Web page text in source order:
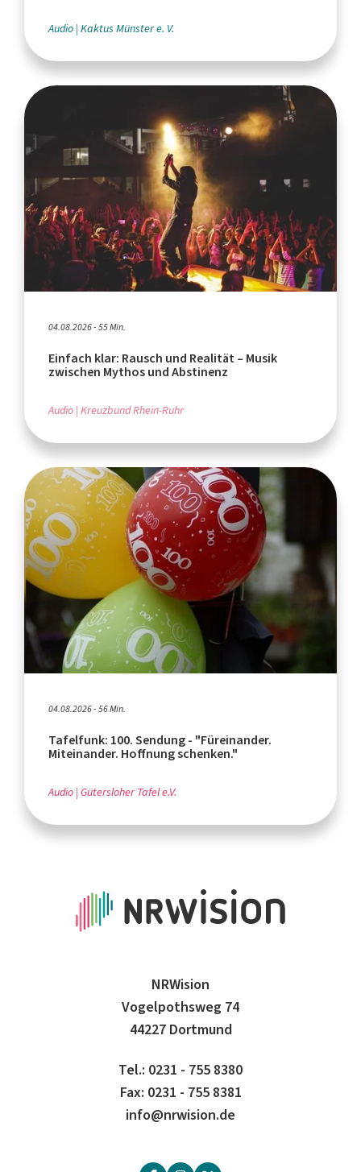
Audio Kaktus Münster e. V.
04.08.2026 - 55 Min.
Einfach klar: Rausch und Realität – Musik
zwischen Mythos und Abstinenz
Audio Kreuzbund Rhein-Ruhr
04.08.2026 - 56 Min.
Tafelfunk: 100. Sendung - "Füreinander.
Miteinander. Hoffnung schenken."
Audio Gütersloher Tafel e.V.
NRWision
Vogelpothsweg 74
44227 Dortmund
Tel.: 0231 - 755 8380
Fax: 0231 - 755 8381
info@nrwision.de